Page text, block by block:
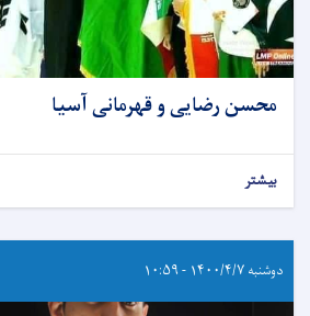
محسن رضایی و قهرمانی آسیا
بیشتر
دوشنبه ۱۴۰۰/۴/۷ - ۱۰:۵۹